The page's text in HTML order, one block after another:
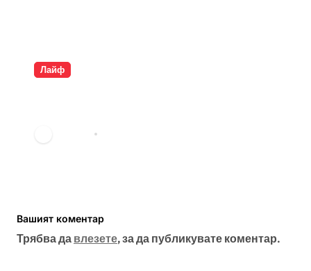
Лайф
Вашият коментар
Трябва да влезете, за да публикувате коментар.